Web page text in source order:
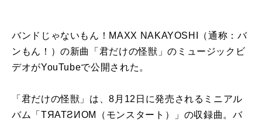
バンドじゃないもん！MAXX NAKAYOSHI（通称：バ
ンもん！）の新曲「君だけの怪獣」のミュージックビ
デオがYouTubeで公開された。
「君だけの怪獣」は、8月12日に発売されるミニアル
バム「TЯATƧИOM（モンスタート）」の収録曲。バ